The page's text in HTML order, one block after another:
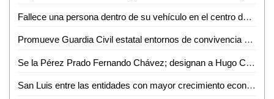
Fallece una persona dentro de su vehículo en el centro de Aquismón
Promueve Guardia Civil estatal entornos de convivencia y fortalecimiento familiar en el altiplano
Se la Pérez Prado Fernando Chávez; designan a Hugo Contreras como delegado del PRI en San Luis
San Luis entre las entidades con mayor crecimiento económico